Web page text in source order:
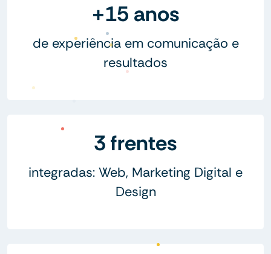
+15 anos
de experiência em comunicação e
resultados
3 frentes
integradas: Web, Marketing Digital e
Design